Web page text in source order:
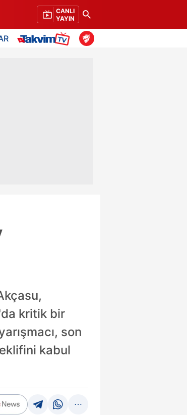
CANLI
YAYIN
kritik bir
son
kabul